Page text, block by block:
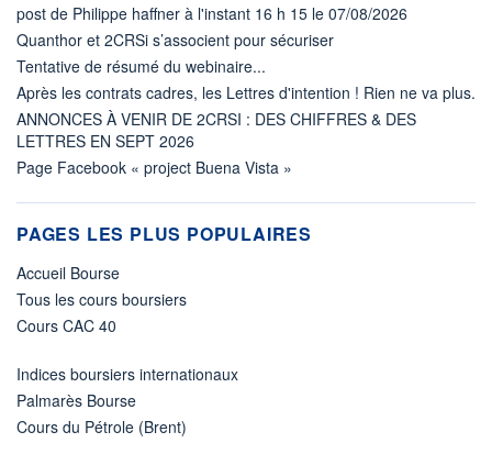
post de Philippe haffner à l'instant 16 h 15 le 07/08/2026
Quanthor et 2CRSi s’associent pour sécuriser
Tentative de résumé du webinaire...
Après les contrats cadres, les Lettres d'intention ! Rien ne va plus.
ANNONCES À VENIR DE 2CRSI : DES CHIFFRES & DES
LETTRES EN SEPT 2026
Page Facebook « project Buena Vista »
PAGES LES PLUS POPULAIRES
Accueil Bourse
Tous les cours boursiers
Cours CAC 40
Indices boursiers internationaux
Palmarès Bourse
Cours du Pétrole (Brent)